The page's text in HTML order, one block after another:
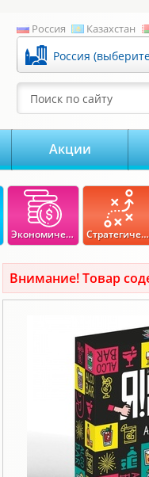
Россия Казахстан
Поиск по сайту
Акции
Экономические Стратегические
Внимание! Товар